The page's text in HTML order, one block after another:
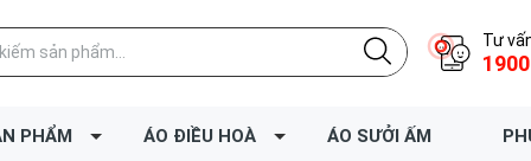
Tư
PHẨM ÁO ĐIỀU HOÀ ÁO SƯỞI ẤM